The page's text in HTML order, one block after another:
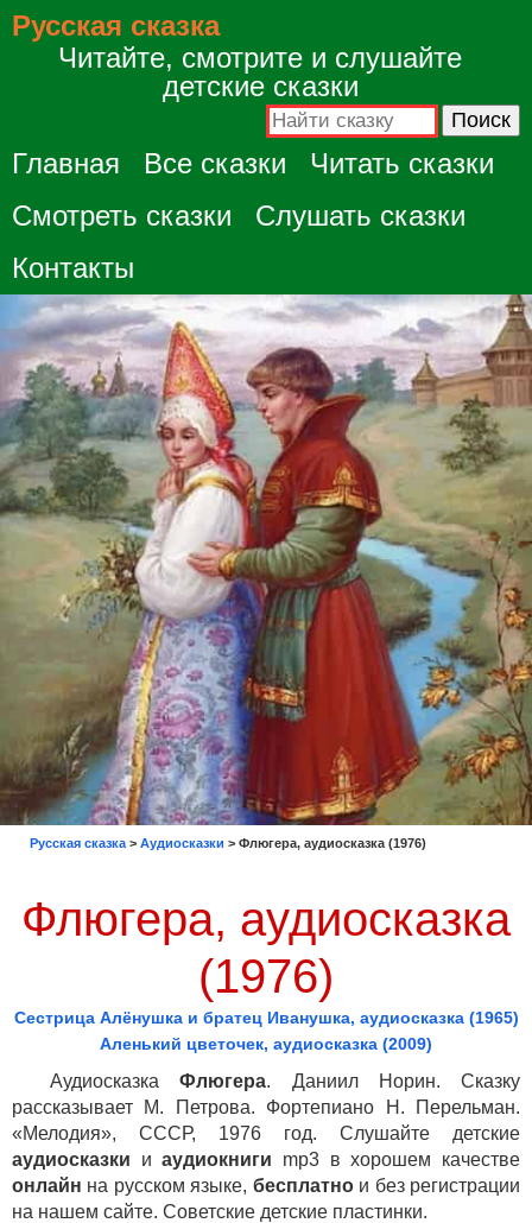
Русская сказка
Читайте, смотрите и слушайте
детские сказки
Главная Все сказки
Читать сказки
Смотреть сказки
Слушать сказки
Контакты
Русская сказка > Аудиосказки > Флюгера, аудиосказка (1976)
Флюгера, аудиосказка
(1976)
Сестрица Алёнушка и братец Иванушка, аудиосказка (1965)
Аленький цветочек, аудиосказка (2009)
АудиосказкаФлюгера. Даниил Норин. Сказку
рассказывает М. Петрова. Фортепиано Н. Перельман.
«Мелодия», СССР, 1976 год. Слушайте детские
аудиосказки иаудиокниги mp3 в хорошем качестве
онлайн на русском языке, бесплатнои без регистрации
на нашем сайте. Советские детские пластинки.